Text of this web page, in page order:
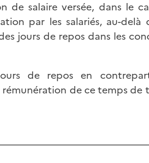
de salaire versée, dans le
par les salariés, au-
jours de repos dans les
de repos en
de ce temps de